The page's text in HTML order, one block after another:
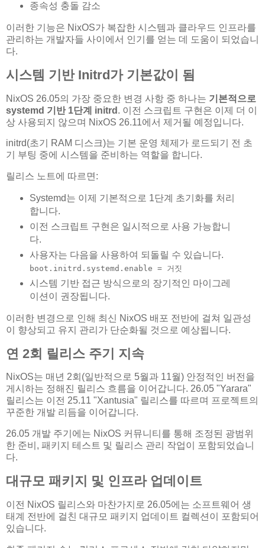
종속성 충돌 감소
이러한 기능은 NixOS가 복잡한 시스템과 클라우드 인프라를
관리하는 개발자들 사이에서 인기를 얻는 데 도움이 되었습니
다.
시스템 기반 Initrd가 기본값이 됨
NixOS 26.05의 가장 중요한 변경 사항 중 하나는 기본적으로
systemd 기반 1단계 initrd . 이전 스크립트 구현은 이제 더 이
상 사용되지 않으며 NixOS 26.11에서 제거될 예정입니다.
initrd(초기 RAM 디스크)는 기본 운영 체제가 로드되기 전 초
기 부팅 중에 시스템을 준비하는 역할을 합니다.
릴리스 노트에 따르면:
Systemd는 이제 기본적으로 1단계 초기화를 처리
합니다.
이전 스크립트 구현은 일시적으로 사용 가능합니
다.
사용자는 다음을 사용하여 되돌릴 수 있습니다.
boot.initrd.systemd.enable = 거짓
시스템 기반 접근 방식으로의 장기적인 마이그레
이션이 권장됩니다.
이러한 변경으로 인해 최신 NixOS 배포 전반에 걸쳐 일관성
이 향상되고 유지 관리가 단순화될 것으로 예상됩니다.
연 2회 릴리스 주기 지속
NixOS는 매년 2회(일반적으로 5월과 11월) 안정적인 버전을
게시하는 정해진 릴리스 흐름을 이어갑니다. 26.05 "Yarara"
릴리스는 이전 25.11 "Xantusia" 릴리스를 따르며 프로젝트의
꾸준한 개발 리듬을 이어갑니다.
26.05 개발 주기에는 NixOS 커뮤니티를 통해 조정된 광범위
한 준비, 패키지 테스트 및 릴리스 관리 작업이 포함되었습니
다.
대규모 패키지 및 인프라 업데이트
이전 NixOS 릴리스와 마찬가지로 26.05에는 소프트웨어 생
태계 전반에 걸친 대규모 패키지 업데이트 컬렉션이 포함되어
있습니다.